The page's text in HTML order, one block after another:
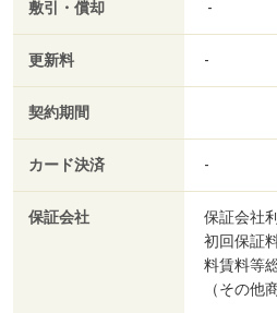
敷引・償却 -
更新料 -
契約期間
カード決済 -
保証会社
保証会社
初回保証
料賃料等
（その他